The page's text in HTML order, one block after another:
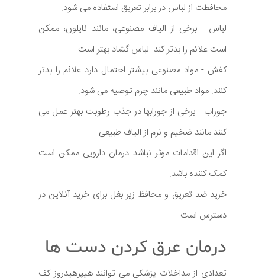
محافظت از لباس در برابر تعریق استفاده می شود.
لباس - برخی از الیاف مصنوعی، مانند نایلون، ممکن
است علائم را بدتر کند. لباس گشاد بهتر است.
کفش - مواد مصنوعی بیشتر احتمال دارد علائم را بدتر
کنند. مواد طبیعی مانند چرم توصیه می شود.
جوراب - برخی از جورابها در جذب رطوبت بهتر عمل می
کنند مانند ضخیم و نرم از الیاف طبیعی.
اگر این اقدامات موثر نباشد درمان دارویی ممکن است
کمک کننده باشد.
خرید ضد تعریق و محافظ زیر بغل برای خرید آنلاین در
دسترس است
درمان عرق کردن دست ها
تعدادی از مداخلات پزشکی می توانند هیپرهیدروز کف